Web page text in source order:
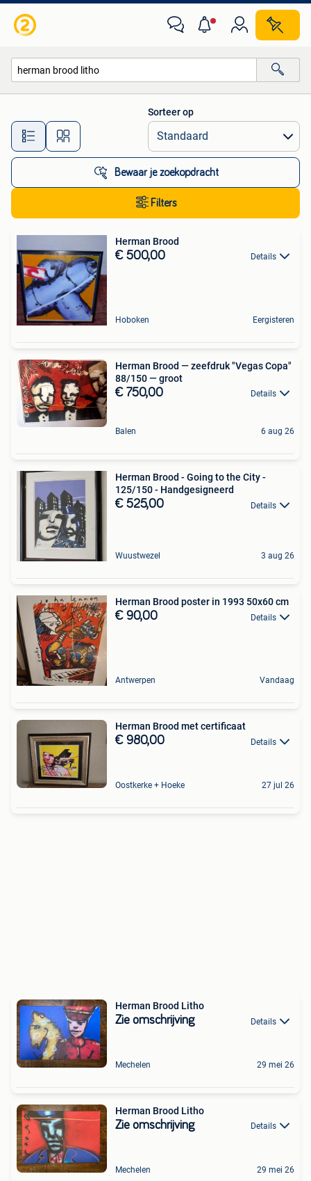
Alle afstanden…
Sorteer op
Bewaar je zoekopdracht
Filters
Herman Brood
€ 500,00 Details
Hoboken Eergisteren
Herman Brood — zeefdruk "Vegas Copa"
88/150 — groot
€ 750,00 Details
Balen 6 aug 26
Herman Brood - Going to the City -
125/150 - Handgesigneerd
€ 525,00 Details
Wuustwezel 3 aug 26
Herman Brood poster in 1993 50x60 cm
€ 90,00 Details
Antwerpen Vandaag
Herman Brood met certificaat
€ 980,00 Details
Oostkerke + Hoeke 27 jul 26
Herman Brood Litho
Zie omschrijving Details
Mechelen 29 mei 26
Herman Brood Litho
Zie omschrijving Details
Mechelen 29 mei 26